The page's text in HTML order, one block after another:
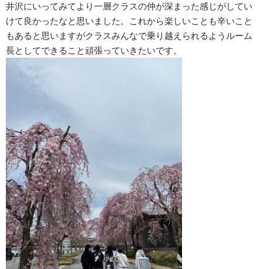
井沢にいってみてより一層クラスの仲が深まった感じがしてい
けて良かったなと思いました。これから楽しいことも辛いこと
もあると思いますがクラスみんなで乗り越えられるようルーム
長としてできること頑張っていきたいです。